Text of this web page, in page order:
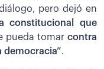
pero dejó en
constitucional que
pueda tomar contra
democracia”.